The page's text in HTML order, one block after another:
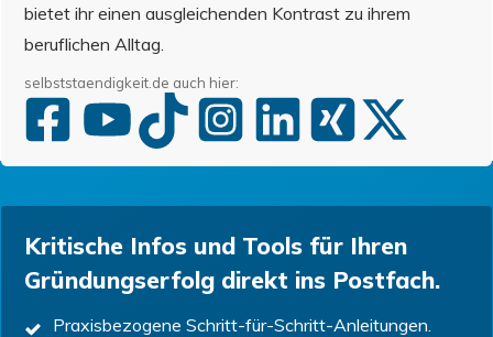
bietet ihr einen ausgleichenden Kontrast zu ihrem
beruflichen Alltag.
selbststaendigkeit.de auch hier:
Kritische Infos und Tools für Ihren
Gründungserfolg direkt ins Postfach.
Praxisbezogene Schritt-für-Schritt-Anleitungen.